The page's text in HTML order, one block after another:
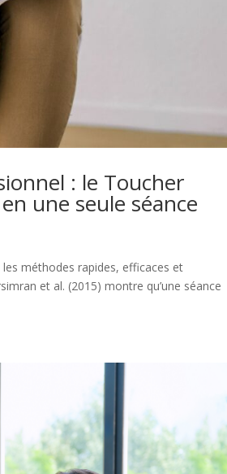
: le Toucher
une seule séance
méthodes rapides, efficaces et
et al. (2015) montre qu’une séance